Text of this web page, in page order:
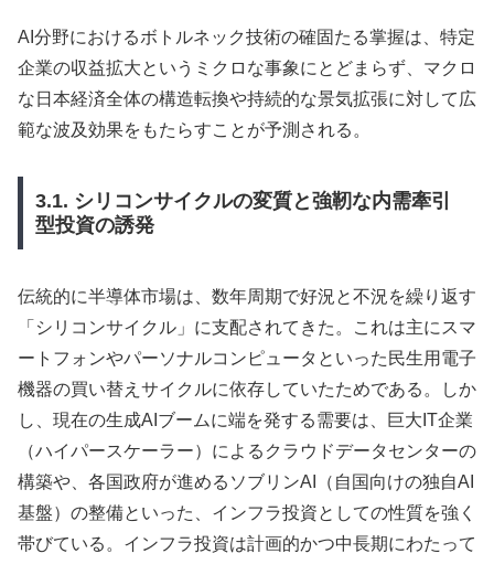
AI分野におけるボトルネック技術の確固たる掌握は、特定
企業の収益拡大というミクロな事象にとどまらず、マクロ
な日本経済全体の構造転換や持続的な景気拡張に対して広
範な波及効果をもたらすことが予測される。
3.1. シリコンサイクルの変質と強靭な内需牽引
型投資の誘発
伝統的に半導体市場は、数年周期で好況と不況を繰り返す
「シリコンサイクル」に支配されてきた。これは主にスマ
ートフォンやパーソナルコンピュータといった民生用電子
機器の買い替えサイクルに依存していたためである。しか
し、現在の生成AIブームに端を発する需要は、巨大IT企業
（ハイパースケーラー）によるクラウドデータセンターの
構築や、各国政府が進めるソブリンAI（自国向けの独自AI
基盤）の整備といった、インフラ投資としての性質を強く
帯びている。インフラ投資は計画的かつ中長期にわたって